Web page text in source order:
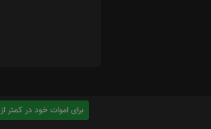
برای اموات خود در کمتر از 3 دقیقه یادبود بسازید